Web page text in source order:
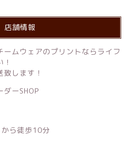
店舗情報
ムウェアのプリントならライフ
します！
ーSHOP
ら徒歩10分